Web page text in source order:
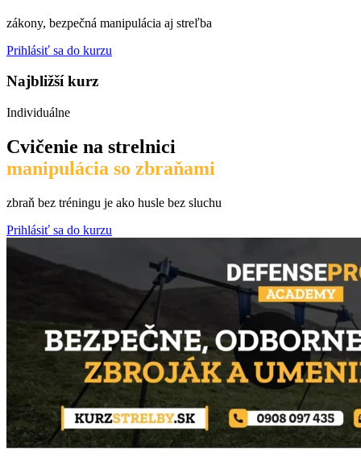
zákony, bezpečná manipulácia aj streľba
Prihlásiť sa do kurzu
Najbližší kurz
Individuálne
Cvičenie na strelnici
manipulácia so zbraňami
zbraň bez tréningu je ako husle bez sluchu
Prihlásiť sa do kurzu